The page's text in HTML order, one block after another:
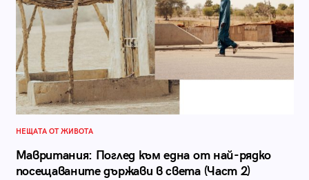
НЕЩАТА ОТ ЖИВОТА
Мавритания: Поглед към една от най-рядко
посещаваните държави в света (Част 2)